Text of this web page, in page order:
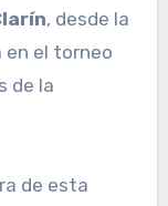
, desde la
en el torneo
de la
de esta